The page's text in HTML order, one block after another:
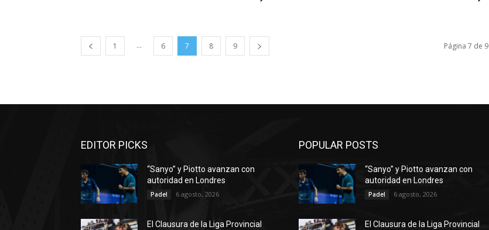
1 ... 6 7 8 9 Página 7 de 9
EDITOR PICKS
“Sanyo” y Piotto avanzan con
autoridad en Londres
Padel 6 agosto, 2026
El Clausura de la Liga Provincial
POPULAR POSTS
“Sanyo” y Piotto avanzan con
autoridad en Londres
Padel 6 agosto, 2026
El Clausura de la Liga Provincial